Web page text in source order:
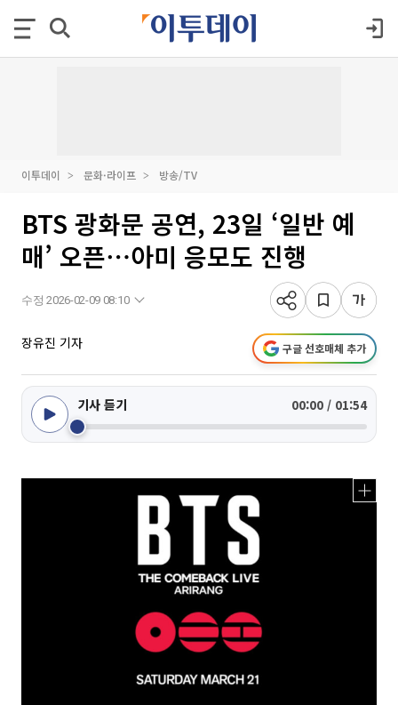
이투데이 문화·라이프 방송/TV
BTS 광화문 공연, 23일 ‘일반 예
매’ 오픈⋯아미 응모도 진행
수정 2026-02-09 08:10
장유진 기자 구글 선호매체 추가
기사 듣기 00:00 / 01:54